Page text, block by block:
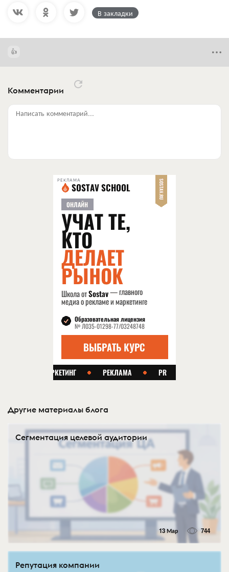
В закладки
Комментарии
Написать комментарий...
РЕКЛАМА
Другие материалы блога
Сегментация целевой аудитории
13 Мар 744
Репутация компании